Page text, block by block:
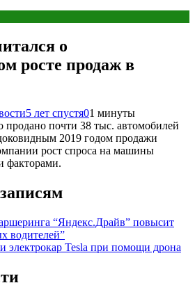
о
росте продаж в
5 лет спустя01 минуты
продано почти 38 тыс. автомобилей
2019 годом продажи
рост спроса на машины
факторами.
“Яндекс.Драйв” повысит
водителей”
электрокар Tesla при помощи дрона